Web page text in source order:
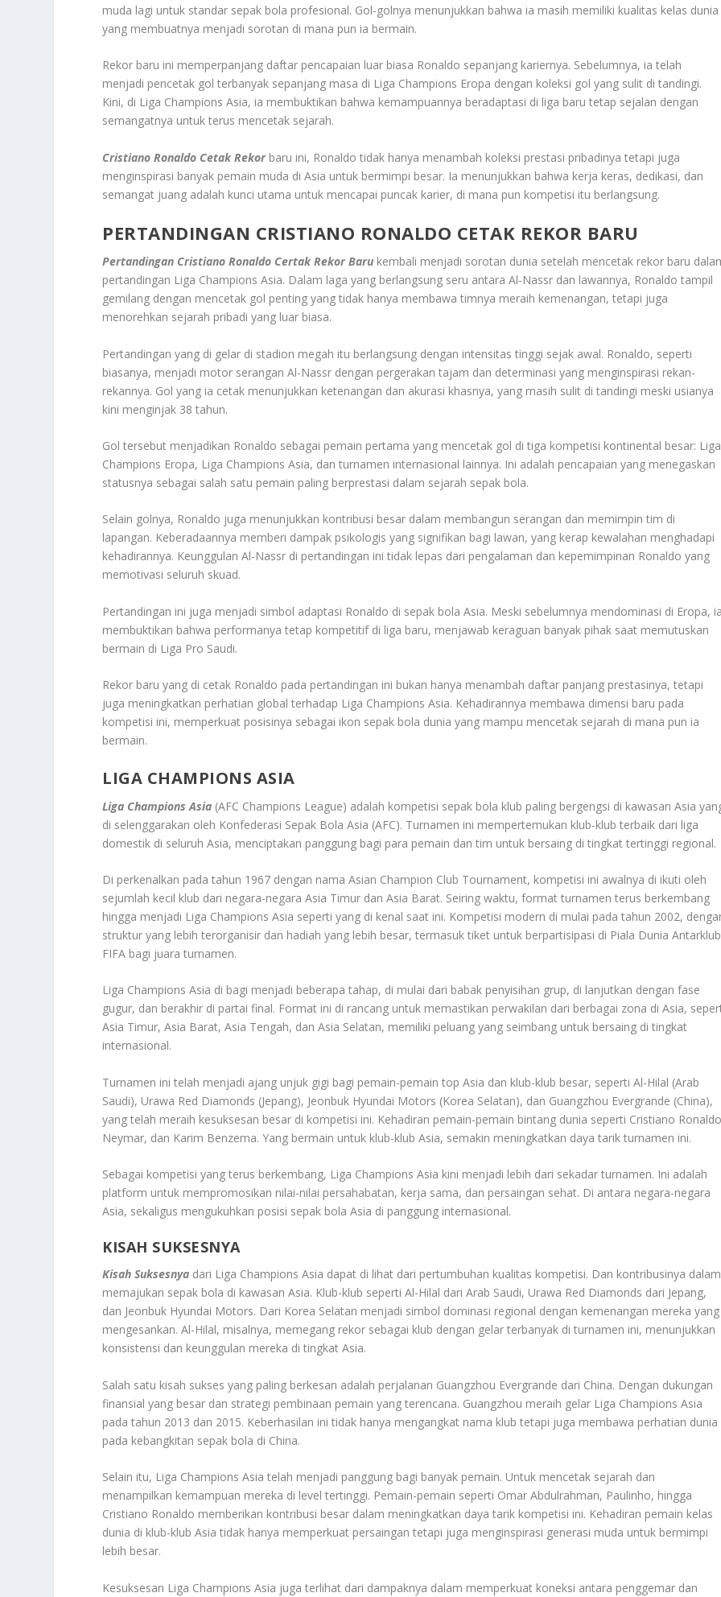
muda lagi untuk standar sepak bola profesional. Gol-golnya menunjukkan bahwa ia masih memiliki kualitas kelas dunia
yang membuatnya menjadi sorotan di mana pun ia bermain.
Rekor baru ini memperpanjang daftar pencapaian luar biasa Ronaldo sepanjang kariernya. Sebelumnya, ia telah
menjadi pencetak gol terbanyak sepanjang masa di Liga Champions Eropa dengan koleksi gol yang sulit di tandingi.
Kini, di Liga Champions Asia, ia membuktikan bahwa kemampuannya beradaptasi di liga baru tetap sejalan dengan
semangatnya untuk terus mencetak sejarah.
Cristiano Ronaldo Cetak Rekor baru ini, Ronaldo tidak hanya menambah koleksi prestasi pribadinya tetapi juga
menginspirasi banyak pemain muda di Asia untuk bermimpi besar. Ia menunjukkan bahwa kerja keras, dedikasi, dan
semangat juang adalah kunci utama untuk mencapai puncak karier, di mana pun kompetisi itu berlangsung.
PERTANDINGAN CRISTIANO RONALDO CETAK REKOR BARU
Pertandingan Cristiano Ronaldo Certak Rekor Baru kembali menjadi sorotan dunia setelah mencetak rekor baru
pertandingan Liga Champions Asia. Dalam laga yang berlangsung seru antara Al-Nassr dan lawannya, Ronaldo tampil
gemilang dengan mencetak gol penting yang tidak hanya membawa timnya meraih kemenangan, tetapi juga
menorehkan sejarah pribadi yang luar biasa.
Pertandingan yang di gelar di stadion megah itu berlangsung dengan intensitas tinggi sejak awal. Ronaldo, seperti
biasanya, menjadi motor serangan Al-Nassr dengan pergerakan tajam dan determinasi yang menginspirasi rekan-
rekannya. Gol yang ia cetak menunjukkan ketenangan dan akurasi khasnya, yang masih sulit di tandingi meski usianya
kini menginjak 38 tahun.
Gol tersebut menjadikan Ronaldo sebagai pemain pertama yang mencetak gol di tiga kompetisi kontinental besar: Liga
Champions Eropa, Liga Champions Asia, dan turnamen internasional lainnya. Ini adalah pencapaian yang menegaskan
statusnya sebagai salah satu pemain paling berprestasi dalam sejarah sepak bola.
Selain golnya, Ronaldo juga menunjukkan kontribusi besar dalam membangun serangan dan memimpin tim di
lapangan. Keberadaannya memberi dampak psikologis yang signifikan bagi lawan, yang kerap kewalahan menghadapi
kehadirannya. Keunggulan Al-Nassr di pertandingan ini tidak lepas dari pengalaman dan kepemimpinan Ronaldo yang
memotivasi seluruh skuad.
Pertandingan ini juga menjadi simbol adaptasi Ronaldo di sepak bola Asia. Meski sebelumnya mendominasi di Eropa,
membuktikan bahwa performanya tetap kompetitif di liga baru, menjawab keraguan banyak pihak saat memutuskan
bermain di Liga Pro Saudi.
Rekor baru yang di cetak Ronaldo pada pertandingan ini bukan hanya menambah daftar panjang prestasinya, tetapi
juga meningkatkan perhatian global terhadap Liga Champions Asia. Kehadirannya membawa dimensi baru pada
kompetisi ini, memperkuat posisinya sebagai ikon sepak bola dunia yang mampu mencetak sejarah di mana pun ia
bermain.
LIGA CHAMPIONS ASIA
Liga Champions Asia (AFC Champions League) adalah kompetisi sepak bola klub paling bergengsi di kawasan Asia
di selenggarakan oleh Konfederasi Sepak Bola Asia (AFC). Turnamen ini mempertemukan klub-klub terbaik dari liga
domestik di seluruh Asia, menciptakan panggung bagi para pemain dan tim untuk bersaing di tingkat tertinggi regional.
Di perkenalkan pada tahun 1967 dengan nama Asian Champion Club Tournament, kompetisi ini awalnya di ikuti oleh
sejumlah kecil klub dari negara-negara Asia Timur dan Asia Barat. Seiring waktu, format turnamen terus berkembang
hingga menjadi Liga Champions Asia seperti yang di kenal saat ini. Kompetisi modern di mulai pada tahun 2002,
struktur yang lebih terorganisir dan hadiah yang lebih besar, termasuk tiket untuk berpartisipasi di Piala Dunia Antarklub
FIFA bagi juara turnamen.
Liga Champions Asia di bagi menjadi beberapa tahap, di mulai dari babak penyisihan grup, di lanjutkan dengan fase
gugur, dan berakhir di partai final. Format ini di rancang untuk memastikan perwakilan dari berbagai zona di Asia,
Asia Timur, Asia Barat, Asia Tengah, dan Asia Selatan, memiliki peluang yang seimbang untuk bersaing di tingkat
internasional.
Turnamen ini telah menjadi ajang unjuk gigi bagi pemain-pemain top Asia dan klub-klub besar, seperti Al-Hilal (Arab
Saudi), Urawa Red Diamonds (Jepang), Jeonbuk Hyundai Motors (Korea Selatan), dan Guangzhou Evergrande (China),
yang telah meraih kesuksesan besar di kompetisi ini. Kehadiran pemain-pemain bintang dunia seperti Cristiano
Neymar, dan Karim Benzema. Yang bermain untuk klub-klub Asia, semakin meningkatkan daya tarik turnamen ini.
Sebagai kompetisi yang terus berkembang, Liga Champions Asia kini menjadi lebih dari sekadar turnamen. Ini adalah
platform untuk mempromosikan nilai-nilai persahabatan, kerja sama, dan persaingan sehat. Di antara negara-negara
Asia, sekaligus mengukuhkan posisi sepak bola Asia di panggung internasional.
KISAH SUKSESNYA
Kisah Suksesnya dari Liga Champions Asia dapat di lihat dari pertumbuhan kualitas kompetisi. Dan kontribusinya dalam
memajukan sepak bola di kawasan Asia. Klub-klub seperti Al-Hilal dari Arab Saudi, Urawa Red Diamonds dari Jepang,
dan Jeonbuk Hyundai Motors. Dari Korea Selatan menjadi simbol dominasi regional dengan kemenangan mereka yang
mengesankan. Al-Hilal, misalnya, memegang rekor sebagai klub dengan gelar terbanyak di turnamen ini, menunjukkan
konsistensi dan keunggulan mereka di tingkat Asia.
Salah satu kisah sukses yang paling berkesan adalah perjalanan Guangzhou Evergrande dari China. Dengan dukungan
finansial yang besar dan strategi pembinaan pemain yang terencana. Guangzhou meraih gelar Liga Champions Asia
pada tahun 2013 dan 2015. Keberhasilan ini tidak hanya mengangkat nama klub tetapi juga membawa perhatian dunia
pada kebangkitan sepak bola di China.
Selain itu, Liga Champions Asia telah menjadi panggung bagi banyak pemain. Untuk mencetak sejarah dan
menampilkan kemampuan mereka di level tertinggi. Pemain-pemain seperti Omar Abdulrahman, Paulinho, hingga
Cristiano Ronaldo memberikan kontribusi besar dalam meningkatkan daya tarik kompetisi ini. Kehadiran pemain kelas
dunia di klub-klub Asia tidak hanya memperkuat persaingan tetapi juga menginspirasi generasi muda untuk bermimpi
lebih besar.
Kesuksesan Liga Champions Asia juga terlihat dari dampaknya dalam memperkuat koneksi antara penggemar dan